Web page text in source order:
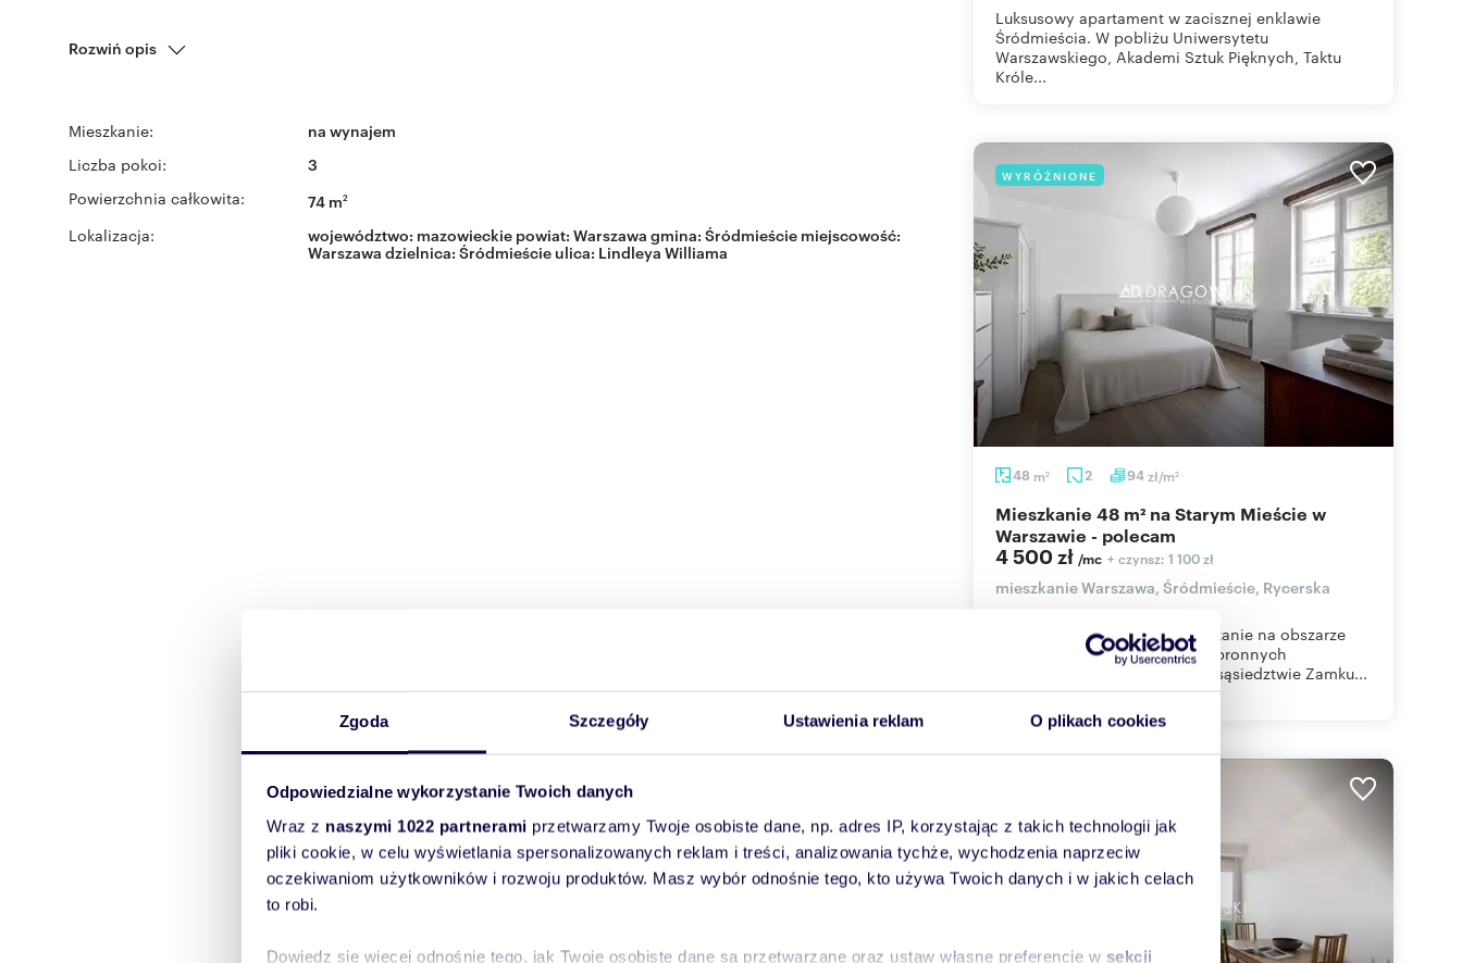
Zgoda Szczegóły Ustawienia reklam O plikach cookies
Odpowiedzialne wykorzystanie Twoich danych
Wraz z naszymi 1022 partnerami przetwarzamy Twoje osobiste dane, np. adres IP, korzystając z takich technologii jak
pliki cookie, w celu wyświetlania spersonalizowanych reklam i treści, analizowania tychże, wychodzenia naprzeciw
oczekiwaniom użytkowników i rozwoju produktów. Masz wybór odnośnie tego, kto używa Twoich danych i w jakich celach
to robi.
Dowiedz się więcej odnośnie tego, jak Twoje osobiste dane są przetwarzane oraz ustaw własne preferencje w sekcji
Rozwiń opis
Mieszkanie: na wynajem
Liczba pokoi: 3
Powierzchnia całkowita: 74 m2
Lokalizacja: województwo: mazowieckie powiat: Warszawa gmina: Śródmieście miejscowość:
Warszawa dzielnica: Śródmieście ulica: Lindleya Williama
Luksusowy apartament w zacisznej enklawie
Śródmieścia. W pobliżu Uniwersytetu
Warszawskiego, Akademi Sztuk Pięknych, Taktu
Króle...
WYRÓŻNIONE
48 m2 2 94zł/m2
Mieszkanie 48 m² na Starym Mieście w
Warszawie - polecam
4 500 zł /mc + czynsz: 1 100 zł
mieszkanie Warszawa, Śródmieście, Rycerska
LokalizacjaKlimatyczne mieszkanie na obszarze
Starego Miasta przy murach obronnych
średniowiecznej Warszawy, w sąsiedztwie Zamku...